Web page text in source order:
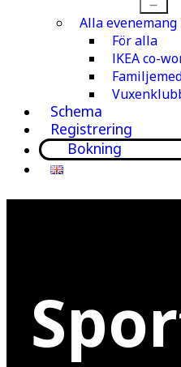
Öppna
meny
Alla evenemang
För alla
IKEA co-
Schema
Registrering
Bokning